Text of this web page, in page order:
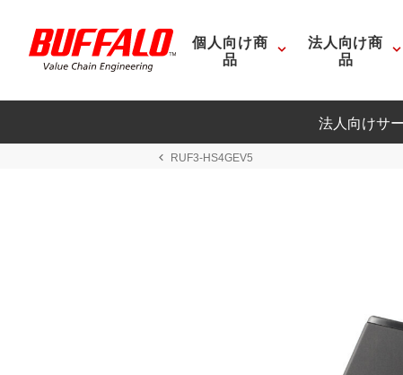
個人向け商
品
法人向け商
品
法人向けサ
RUF3-HS4GEV5